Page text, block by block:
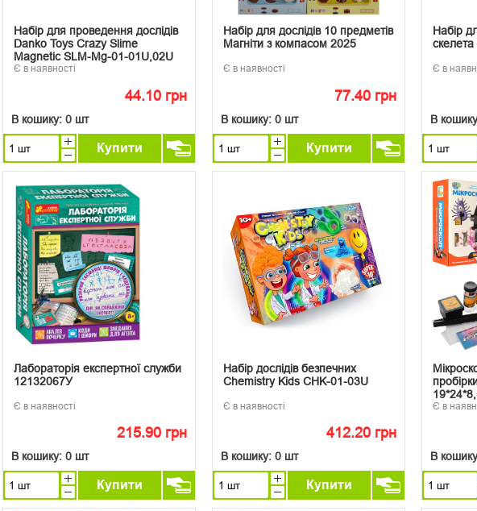
Набір для проведення дослідів
Danko Toys Crazy Slime
Magnetic SLM-Mg-01-01U,02U
Є в наявності
44.10 грн
В кошику: 0 шт
Купити
Набір для дослідів 10 предметів
Магніти з компасом 2025
Є в наявності
77.40 грн
В кошику: 0 шт
Купити
Набір
Є в
В
Лабораторія експертної служби
12132067У
Є в наявності
215.90 грн
В кошику: 0 шт
Купити
Набір дослідів безпечних
Chemistry Kids CHK-01-03U
Є в наявності
412.20 грн
В кошику: 0 шт
Купити
Є в
В